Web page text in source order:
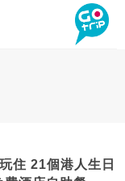
住 21個港人生日